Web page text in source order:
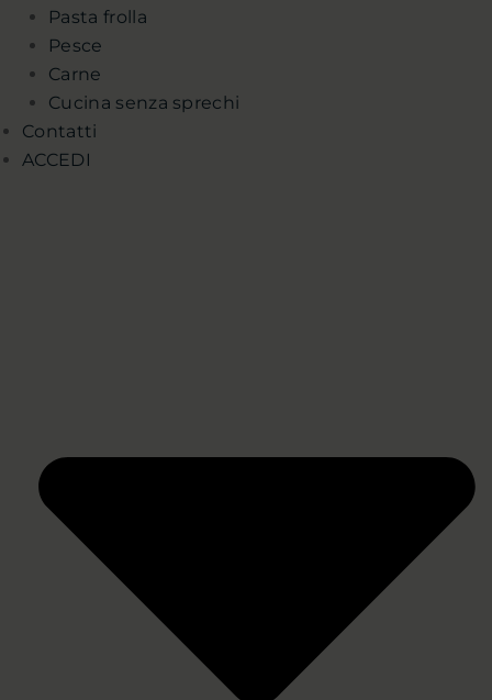
Pasta frolla
Pesce
Carne
Cucina senza sprechi
Contatti
ACCEDI